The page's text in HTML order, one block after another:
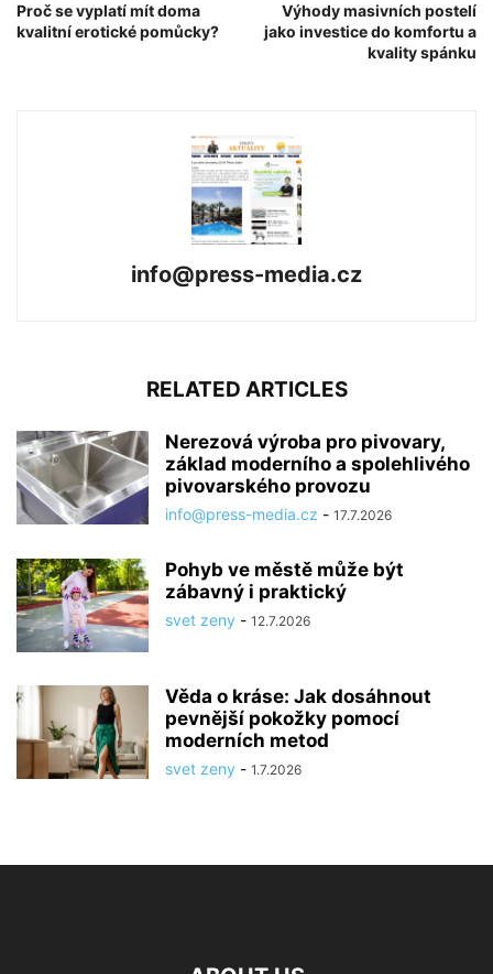
Proč se vyplatí mít doma
kvalitní erotické pomůcky?
Výhody masivních postelí
jako investice do komfortu a
kvality spánku
info@press-media.cz
RELATED ARTICLES
Nerezová výroba pro pivovary,
základ moderního a spolehlivého
pivovarského provozu
info@press-media.cz - 17.7.2026
Pohyb ve městě může být
zábavný i praktický
svet zeny - 12.7.2026
Věda o kráse: Jak dosáhnout
pevnější pokožky pomocí
moderních metod
svet zeny - 1.7.2026